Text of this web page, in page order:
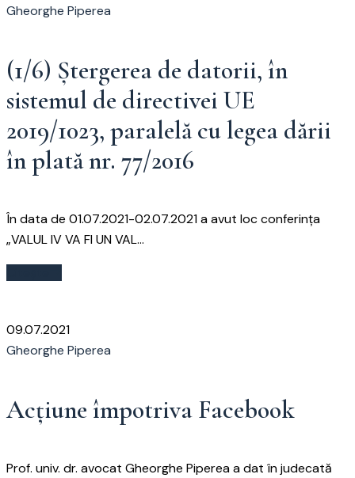
Gheorghe Piperea
(1/6) Ștergerea de datorii, în
sistemul de directivei UE
2019/1023, paralelă cu legea dării
în plată nr. 77/2016
În data de 01.07.2021-02.07.2021 a avut loc conferința
„VALUL IV VA FI UN VAL...
09.07.2021
Gheorghe Piperea
Acțiune împotriva Facebook
Prof. univ. dr. avocat Gheorghe Piperea a dat în judecată